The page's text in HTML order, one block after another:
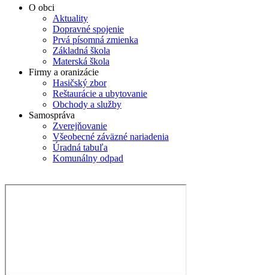
O obci
Aktuality
Dopravné spojenie
Prvá písomná zmienka
Základná škola
Materská škola
Firmy a oranizácie
Hasičský zbor
Reštaurácie a ubytovanie
Obchody a služby
Samospráva
Zverejňovanie
Všeobecné záväzné nariadenia
Úradná tabuľa
Komunálny odpad